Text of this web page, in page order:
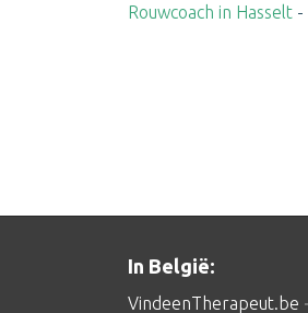
Rouwcoach in Hasselt -
In België:
VindeenTherapeut.be